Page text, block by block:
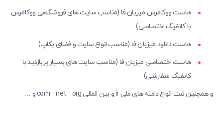
هاست ووکامرس میزبان فا (مناسب سایت های فروشگاهی ووکامرس
با کانفیگ اختصاصی)
هاست دانلود میزبان فا (مناسب انواع سایت و فضای بکاپ)
هاست اختصاصی میزبان فا (مناسب سایت های بسیار پربازدید با
کانفیگ سفارشی)
و همچنین ثبت انواع دامنه های ملی ir و بین المللی com – net – org و …